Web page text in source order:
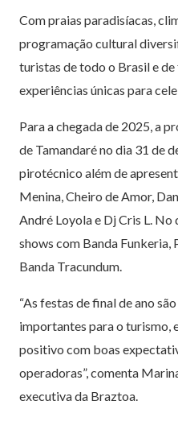
Com praias paradisíacas,
programação cultural
turistas de todo o Brasil e
experiências únicas para
Para a chegada de 2025, a
de Tamandaré no dia 31 de
pirotécnico além de
Menina, Cheiro de Amor,
André Loyola e Dj Cris L.
shows com Banda Funkeria,
Banda Tracundum.
“As festas de final de ano
importantes para o turismo,
positivo com boas
operadoras”, comenta
executiva da Braztoa.